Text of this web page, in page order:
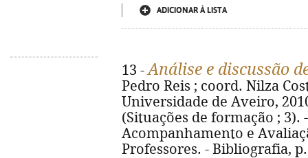
ADICIONAR À LISTA
13 -Análise e discussão
Pedro Reis ; coord. Nilza
Universidade de Aveiro,
(Situações de formação ; 3).
Acompanhamento e
Professores. - Bibliografia, p.